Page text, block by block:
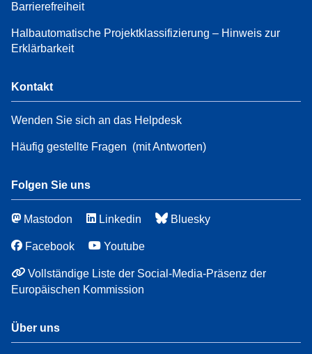
Barrierefreiheit
Halbautomatische Projektklassifizierung – Hinweis zur
Erklärbarkeit
Kontakt
Wenden Sie sich an das Helpdesk
Häufig gestellte Fragen (mit Antworten)
Folgen Sie uns
Mastodon Linkedin Bluesky
Facebook Youtube
Vollständige Liste der Social-Media-Präsenz der
Europäischen Kommission
Über uns